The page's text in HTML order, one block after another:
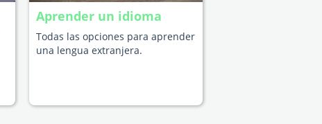
Aprender un idioma
Todas las opciones para aprender
una lengua extranjera.